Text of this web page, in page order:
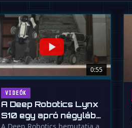
0:55
VIDEÓK
A Deep Robotics Lynx
S10 egy apró négylábú